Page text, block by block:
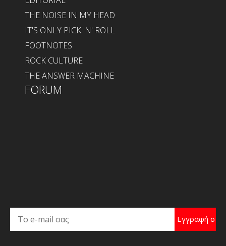
THE NOISE IN MY HEAD
IT'S ONLY PICK 'N' ROLL
FOOTNOTES
ROCK CULTURE
THE ANSWER MACHINE
FORUM